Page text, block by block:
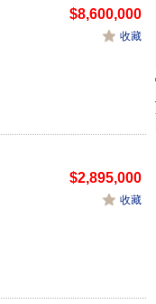
$8,600,000
收藏
$2,895,000
收藏